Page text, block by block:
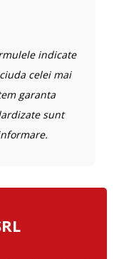
indicate
celei mai
garanta
sunt